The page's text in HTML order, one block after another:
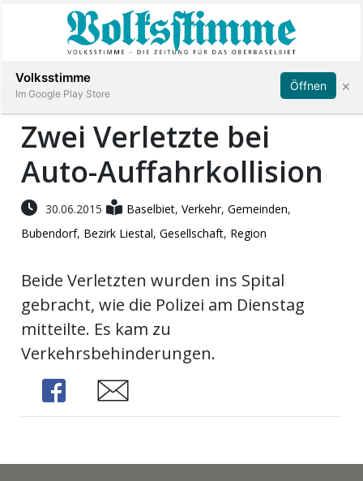
Immobilien
Veranstaltungen
E-
Paper
App
Abonnieren Anmelden
Zwei Verletzte bei
Auto-Auffahrkollision
30.06.2015 Baselbiet,Verkehr,Gemeinden,
Bubendorf, Bezirk Liestal,Gesellschaft, Region
Beide Verletzten wurden ins Spital
gebracht, wie die Polizei am Dienstag
mitteilte. Es kam zu
Verkehrsbehinderungen.
Share
Share
Volksstimme
Im Google Play Store
Öffnen ×